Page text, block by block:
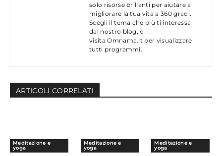
solo risorse brillanti per aiutare a
migliorare la tua vita a 360 gradi.
Scegli il tema che più ti interessa
dal nostro blog, o
visita Omnama.it per visualizzare
tutti programmi.
ARTICOLl CORRELATI
Meditazione e
yoga
Meditazione e
yoga
Meditazione e
yoga